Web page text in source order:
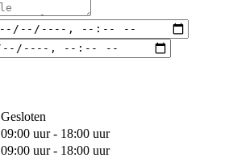
Gesloten
09:00 uur - 18:00 uur
09:00 uur - 18:00 uur